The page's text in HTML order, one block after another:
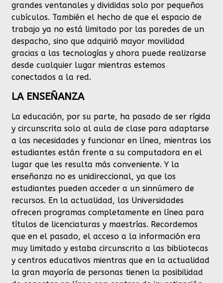
grandes ventanales y divididas solo por pequeños
cubículos. También el hecho de que el espacio de
trabajo ya no está limitado por las paredes de un
despacho, sino que adquirió mayor movilidad
gracias a las tecnologías y ahora puede realizarse
desde cualquier lugar mientras estemos
conectados a la red.
LA ENSEÑANZA
La educación, por su parte, ha pasado de ser rígida
y circunscrita solo al aula de clase para adaptarse
a las necesidades y funcionar en línea, mientras los
estudiantes están frente a su computadora en el
lugar que les resulta más conveniente. Y la
enseñanza no es unidireccional, ya que los
estudiantes pueden acceder a un sinnúmero de
recursos. En la actualidad, las Universidades
ofrecen programas completamente en línea para
títulos de licenciaturas y maestrías. Recordemos
que en el pasado, el acceso a la información era
muy limitado y estaba circunscrito a las bibliotecas
y centros educativos mientras que en la actualidad
la gran mayoría de personas tienen la posibilidad